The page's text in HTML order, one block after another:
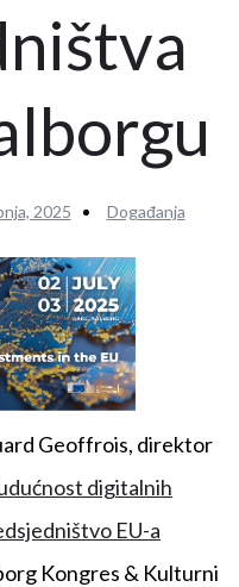
2025 Događanja
Geoffrois, direktor
digitalnih
EU-a
Kongres & Kulturni